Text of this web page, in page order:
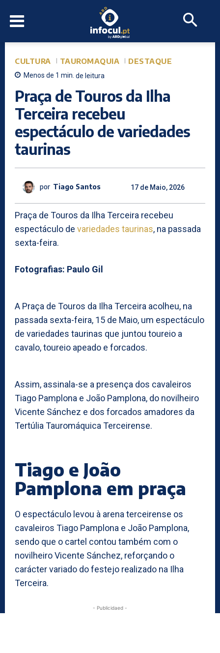
CULTURA TAUROMAQUIA DESTAQUE
Menos de 1 min. de leitura
Praça de Touros da Ilha
Terceira recebeu
espectáculo de variedades
taurinas
por Tiago Santos 17 de Maio, 2026
Praça de Touros da Ilha Terceira recebeu
espectáculo de variedades taurinas, na passada
sexta-feira.
Fotografias: Paulo Gil
A Praça de Touros da Ilha Terceira acolheu, na
passada sexta-feira, 15 de Maio, um espectáculo
de variedades taurinas que juntou toureio a
cavalo, toureio apeado e forcados.
Assim, assinala-se a presença dos cavaleiros
Tiago Pamplona e João Pamplona, do novilheiro
Vicente Sánchez e dos forcados amadores da
Tertúlia Tauromáquica Terceirense.
Tiago e João
Pamplona em praça
O espectáculo levou à arena terceirense os
cavaleiros Tiago Pamplona e João Pamplona,
sendo que o cartel contou também com o
novilheiro Vicente Sánchez, reforçando o
carácter variado do festejo realizado na Ilha
Terceira.
- Publicidaed -